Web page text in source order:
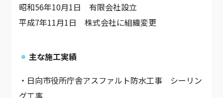
昭和56年10月1日 有限会社設立
平成7年11月1日 株式会社に組織変更
主な施工実績
・日向市役所庁舎アスファルト防水工事 シーリン
グ工事